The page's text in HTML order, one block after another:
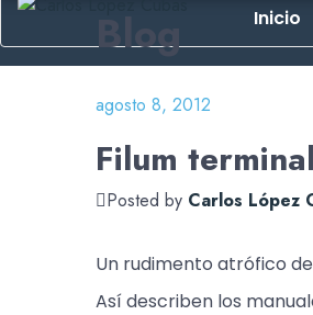
Inicio
Blog
agosto 8, 2012
Filum
Posted by Carlos López
Un rudimento atrófico
Así describen los